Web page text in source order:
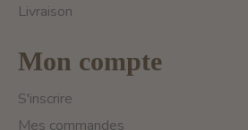
Livraison
Mon compte
S'inscrire
Mes commandes